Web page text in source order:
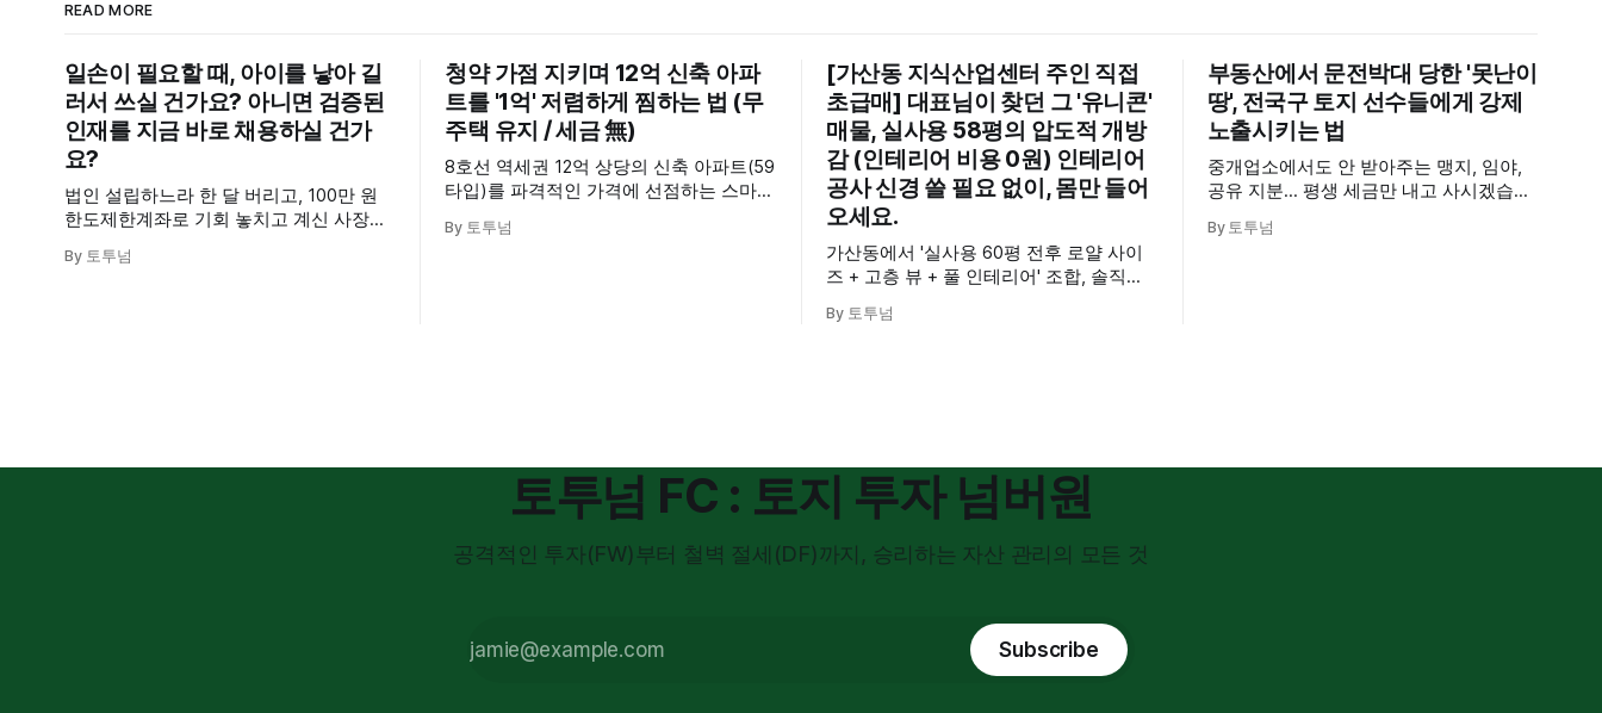
READ MORE
일손이 필요할 때, 아이를 낳아 길
러서 쓰실 건가요? 아니면 검증된
인재를 지금 바로 채용하실 건가
요?
법인 설립하느라 한 달 버리고, 100만 원
한도제한계좌로 기회 놓치고 계신 사장님
립된 깨끗한 공법인까지, 변호사·회계사·
By 토투넘
청약 가점 지키며 12억 신축 아파
트를 '1억' 저렴하게 찜하는 법 (무
주택 유지 / 세금 無)
8호선 역세권 12억 상당의 신축 아파트(59
타입)를 파격적인 가격에 선점하는 스마트
입주권 1+1 물건 중 한 채를 미리 매수하
By 토투넘
[가산동 지식산업센터 주인 직접
초급매] 대표님이 찾던 그 '유니콘'
매물, 실사용 58평의 압도적 개방
감 (인테리어 비용 0원) 인테리어
공사 신경 쓸 필요 없이, 몸만 들어
오세요.
가산동에서 '실사용 60평 전후 로얄 사이
즈 + 고층 뷰 + 풀 인테리어' 조합, 솔직히
뚫린 교통의 요지, 에이스골드타워의 숨겨
By 토투넘
부동산에서 문전박대 당한 '못난이
땅', 전국구 토지 선수들에게 강제
노출시키는 법
중개업소에서도 안 받아주는 맹지, 임야,
공유 지분... 평생 세금만 내고 사시겠습니
용해 전국의 투자자들에게 내 땅을 파는
By 토투넘
토투넘 FC : 토지 투자 넘버원
공격적인 투자(FW)부터 철벽 절세(DF)까지, 승리하는 자산 관리의 모든 것
Subscribe